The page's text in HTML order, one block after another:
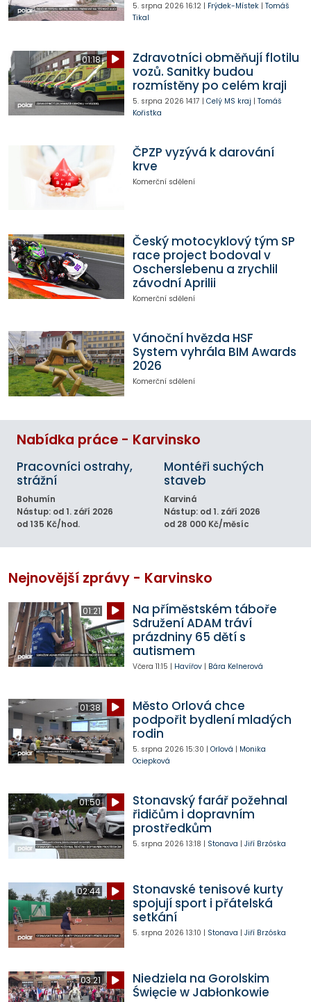
5. srpna 2026 16:12| Frýdek-Místek| Tomáš
Tikal
01:18
Zdravotníci obměňují flotilu
vozů. Sanitky budou
rozmístěny po celém kraji
5. srpna 2026 14:17 | Celý MS kraj | Tomáš
Kořistka
ČPZP vyzývá k darování
krve
Komerční sdělení
Český motocyklový tým SP
race project bodoval v
Oscherslebenu a zrychlil
závodní Aprilii
Komerční sdělení
Vánoční hvězda HSF
System vyhrála BIM Awards
2026
Komerční sdělení
Nabídka práce - Karvinsko
Pracovníci ostrahy,
strážní
Bohumín
Nástup: od 1. září 2026
od 135 Kč/hod.
Montéři suchých
staveb
Karviná
Nástup: od 1. září 2026
od 28 000 Kč/měsíc
Nejnovější zprávy - Karvinsko
01:21
Na příměstském táboře
Sdružení ADAM tráví
prázdniny 65 dětí s
autismem
Včera 11:15 | Havířov| Bára Kelnerová
01:38
Město Orlová chce
podpořit bydlení mladých
rodin
5. srpna 2026 15:30 | Orlová | Monika
Ociepková
01:50
Stonavský farář požehnal
řidičům i dopravním
prostředkům
5. srpna 2026 13:18 | Stonava | Jiří Brzóska
02:44
Stonavské tenisové kurty
spojují sport i přátelská
setkání
5. srpna 2026 13:10 | Stonava | Jiří Brzóska
03:21
Niedziela na Gorolskim
Święcie w Jabłonkowie